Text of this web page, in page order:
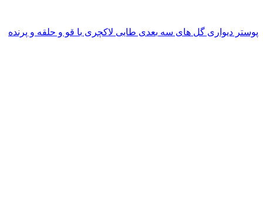
پوستر دیواری گل های سه بعدی طایی لاکچری با قو و حلقه و پرنده